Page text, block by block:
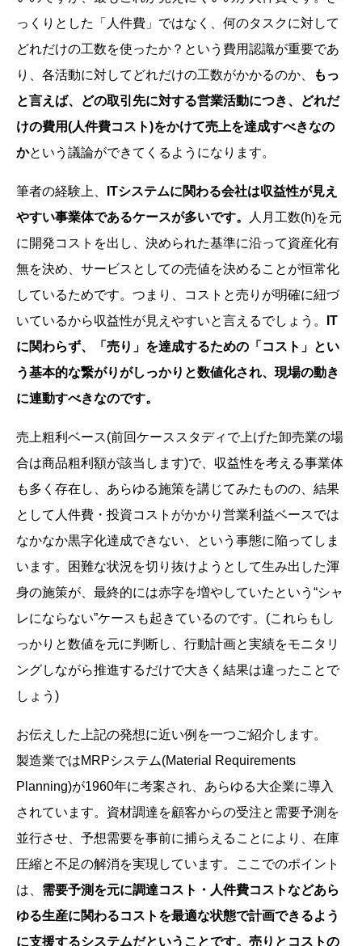
っくりとした「人件費」ではなく、何のタスクに対して
どれだけの工数を使ったか？という費用認識が重要であ
り、各活動に対してどれだけの工数がかかるのか、
もっ
と言えば、どの取引先に対する営業活動につき、どれだ
けの費用(人件費コスト)をかけて売上を達成すべきなの
かという議論ができてくるようになります。
筆者の経験上、
ITシステムに関わる会社は収益性が見え
やすい事業体であるケースが多いです。
人月工数(h)を元
に開発コストを出し、決められた基準に沿って資産化有
無を決め、サービスとしての売値を決めることが恒常化
しているためです。つまり、コストと売りが明確に紐づ
いているから収益性が見えやすいと言えるでしょう。
IT
に関わらず、「売り」を達成するための「コスト」とい
う基本的な繋がりがしっかりと数値化され、現場の動き
に連動すべきなのです。
売上粗利ベース(前回ケーススタディで上げた卸売業の場
合は商品粗利額が該当します)で、収益性を考える事業体
も多く存在し、あらゆる施策を講じてみたものの、結果
として人件費・投資コストがかかり営業利益ベースでは
なかなか黒字化達成できない、という事態に陥ってしま
います。困難な状況を切り抜けようとして生み出した渾
身の施策が、最終的には赤字を増やしていたという“シャ
レにならない”ケースも起きているのです。(これらもし
っかりと数値を元に判断し、行動計画と実績をモニタリ
ングしながら推進するだけで大きく結果は違ったことで
しょう)
お伝えした上記の発想に近い例を一つご紹介します。
製造業ではMRPシステム(Material Requirements
Planning)が1960年に考案され、あらゆる大企業に導入
されています。資材調達を顧客からの受注と需要予測を
並行させ、予想需要を事前に捕らえることにより、在庫
圧縮と不足の解消を実現しています。ここでのポイント
は、 需要予測を元に調達コスト・人件費コストなどあら
ゆる生産に関わるコストを最適な状態で計画できるよう
に支援するシステムだということです。売りとコストの